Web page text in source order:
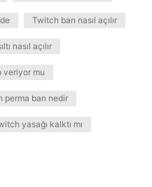
Twitch ban nasıl açılır
nasıl açılır
veriyor mu
perma ban nedir
yasağı kalktı mı